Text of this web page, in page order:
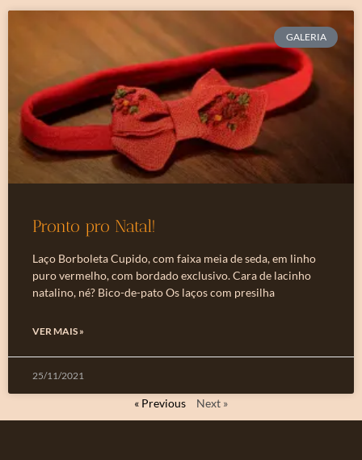
GALERIA
Pronto pro Natal!
Laço Borboleta Cupido, com faixa meia de seda, em linho
puro vermelho, com bordado exclusivo. Cara de lacinho
natalino, né? Bico-de-pato Os laços com presilha
VER MAIS »
25/11/2021
« Previous Next »